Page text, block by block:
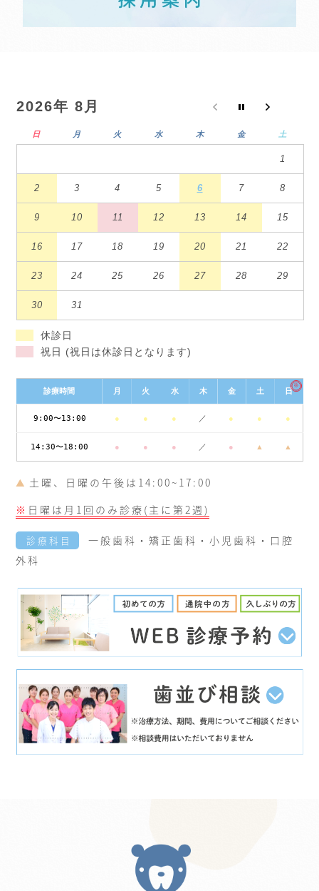
2026年 8月
日 月 火 水 木 金 土
1
2 3 4 5 6 7 8
9 10 11 12 13 14 15
16 17 18 19 20 21 22
23 24 25 26 27 28 29
30 31
休診日
祝日 (祝日は休診日となります)
診療時間 月 火 水 木 金 土 日
※
9:00〜13:00 ● ● ● ／ ● ● ●
14:30〜18:00 ● ● ● ／ ● ▲ ▲
▲ 土曜、日曜の午後は14:00~17:00
※ 日曜は月1回のみ診療(主に第2週)
診療科目
一般歯科・矯正歯科・小児歯科・口腔
外科